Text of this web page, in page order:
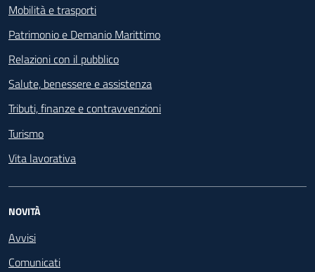
Mobilità e trasporti
Patrimonio e Demanio Marittimo
Relazioni con il pubblico
Salute, benessere e assistenza
Tributi, finanze e contravvenzioni
Turismo
Vita lavorativa
NOVITÀ
Avvisi
Comunicati